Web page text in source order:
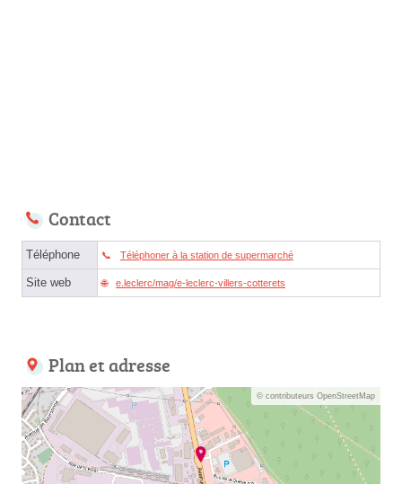
Contact
Téléphone Téléphoner à la station de supermarché
Site web e.leclerc/mag/e-leclerc-villers-cotterets
Plan et adresse
© contributeurs OpenStreetMap